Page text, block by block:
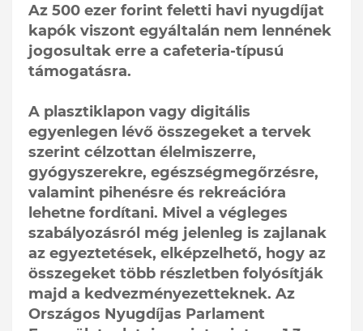
Az 500 ezer forint feletti havi nyugdíjat
kapók viszont egyáltalán nem lennének
jogosultak erre a cafeteria-típusú
támogatásra.
A plasztiklapon vagy digitális
egyenlegen lévő összegeket a tervek
szerint célzottan élelmiszerre,
gyógyszerekre, egészségmegőrzésre,
valamint pihenésre és rekreációra
lehetne fordítani. Mivel a végleges
szabályozásról még jelenleg is zajlanak
az egyeztetések, elképzelhető, hogy az
összegeket több részletben folyósítják
majd a kedvezményezetteknek. Az
Országos Nyugdíjas Parlament